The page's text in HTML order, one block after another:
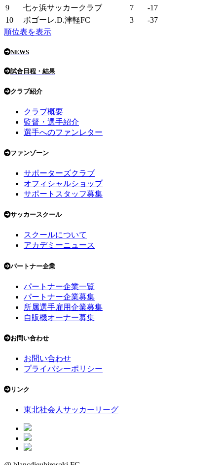
9
七ヶ浜サッカークラブ 7
-17
10
ボゴーレ.D.津軽FC 3
-37
順位表を表示
NEWS
試合日程・結果
クラブ紹介
クラブ概要
監督・選手紹介
選手へのファンレター
ファンゾーン
サポーターズクラブ
オフィシャルショップ
サポートスタッフ募集
サッカースクール
スクールについて
アカデミーニュース
パートナー企業
パートナー企業一覧
パートナー企業募集
所属選手雇用企業募集
自販機オーナー募集
お問い合わせ
お問い合わせ
プライバシーポリシー
リンク
東北社会人サッカーリーグ